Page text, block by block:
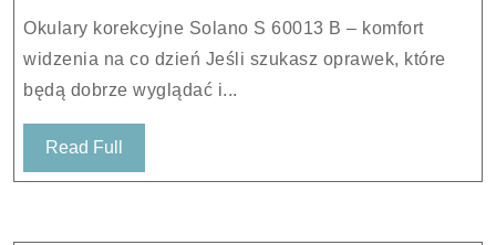
Okulary korekcyjne Solano S 60013 B – komfort
widzenia na co dzień Jeśli szukasz oprawek, które
będą dobrze wyglądać i...
Read Full
Full